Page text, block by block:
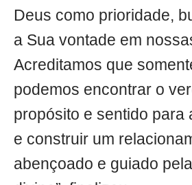
Deus como prioridade,
a Sua vontade em
Acreditamos que
podemos encontrar o
propósito e sentido para
e construir um
abençoado e guiado